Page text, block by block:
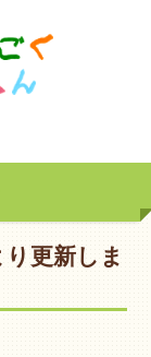
更新しま